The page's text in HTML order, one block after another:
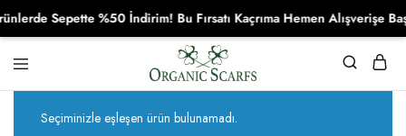
Organikscarf
Seçiminizle eşleşen ürün bulunamadı.
Sepette %50 İndirim! Bu Fırsatı Kaçrıma Hemen Alışverişe